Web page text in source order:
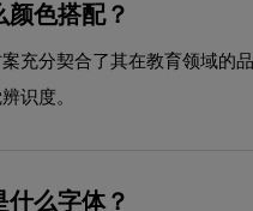
色搭配？
充分契合了其在教育领域的
识度。
么字体？